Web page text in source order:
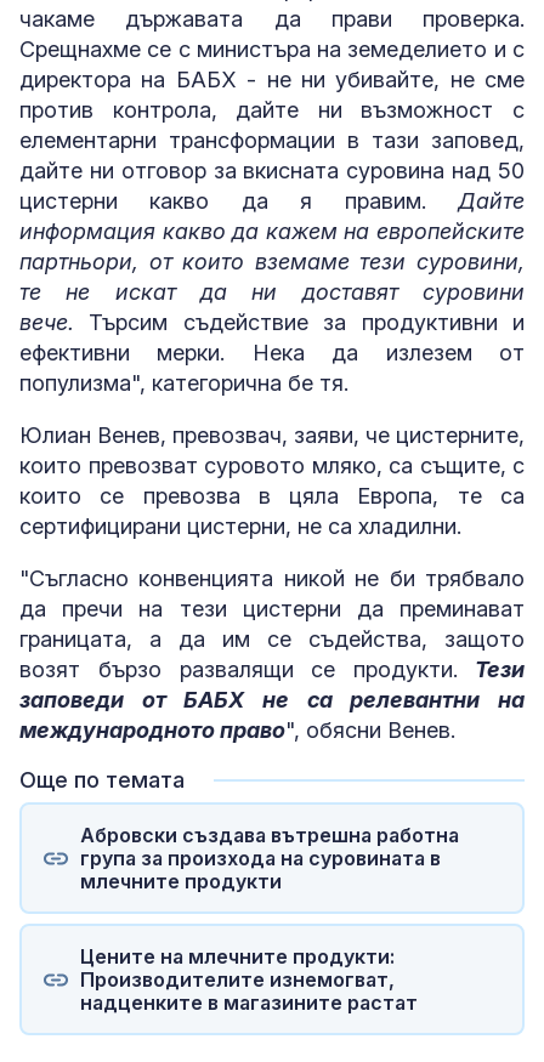
чакаме държавата да прави проверка.
Срещнахме се с министъра на земеделието и с
директора на БАБХ - не ни убивайте, не сме
против контрола, дайте ни възможност с
елементарни трансформации в тази заповед,
дайте ни отговор за вкисната суровина над 50
цистерни какво да я правим. Дайте
информация какво да кажем на европейските
партньори, от които вземаме тези суровини,
те не искат да ни доставят суровини
вече. Търсим съдействие за продуктивни и
ефективни мерки. Нека да излезем от
популизма", категорична бе тя.
Юлиан Венев, превозвач, заяви, че цистерните,
които превозват суровото мляко, са същите, с
които се превозва в цяла Европа, те са
сертифицирани цистерни, не са хладилни.
"Съгласно конвенцията никой не би трябвало
да пречи на тези цистерни да преминават
границата, а да им се съдейства, защото
возят бързо развалящи се продукти. Тези
заповеди от БАБХ не са релевантни на
международното право", обясни Венев.
Още по темата
Абровски създава вътрешна работна
група за произхода на суровината в
млечните продукти
Цените на млечните продукти:
Производителите изнемогват,
надценките в магазините растат